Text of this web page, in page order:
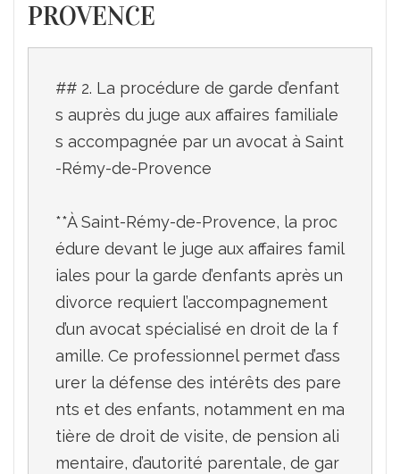
PROVENCE
## 2. La procédure de garde d’enfant
s auprès du juge aux affaires familiale
s accompagnée par un avocat à Saint
-Rémy-de-Provence
**À Saint-Rémy-de-Provence, la proc
édure devant le juge aux affaires famil
iales pour la garde d’enfants après un
divorce requiert l’accompagnement
d’un avocat spécialisé en droit de la f
amille. Ce professionnel permet d’ass
urer la défense des intérêts des pare
nts et des enfants, notamment en ma
tière de droit de visite, de pension ali
mentaire, d’autorité parentale, de gar